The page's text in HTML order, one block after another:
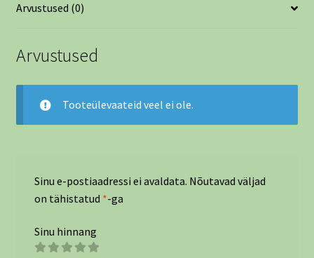
kogus
Arvustused (0)
Arvustused
Tooteülevaateid veel ei ole.
Sinu e-postiaadressi ei avaldata. Nõutavad väljad
on tähistatud *-ga
Sinu hinnang